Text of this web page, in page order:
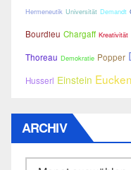
Hermeneutik Universität Demandt
Bourdieu Chargaff Kreativität
Thoreau Demokratie Popper
Husserl Einstein Eucken
ARCHIV